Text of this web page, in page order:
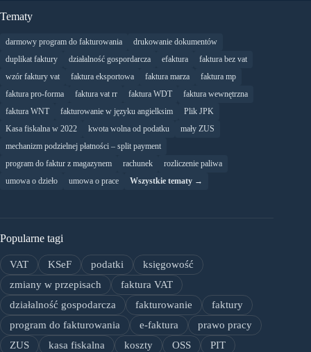
Tematy
darmowy program do fakturowania
drukowanie dokumentów
duplikat faktury
działalność gospordarcza efaktura
faktura bez vat
wzór faktury vat
faktura eksportowa faktura marza
faktura mp
faktura pro-forma
faktura vat rr faktura WDT
faktura wewnętrzna
faktura WNT
fakturowanie w języku angielksim
Plik JPK
Kasa fiskalna w 2022
kwota wolna od podatku
mały ZUS
mechanizm podzielnej płatności – split payment
program do faktur z magazynem
rachunek
rozliczenie paliwa
umowa o dzieło
umowa o prace Wszystkie tematy →
Popularne tagi
VAT KSeF podatki
księgowość
zmiany w przepisach
faktura VAT
działalność gospodarcza
fakturowanie
faktury
program do fakturowania
e-faktura
prawo pracy
ZUS
kasa fiskalna koszty OSS
PIT